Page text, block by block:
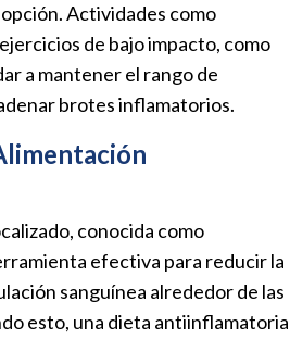
Actividades como
de bajo impacto, como
a mantener el rango de
brotes inflamatorios.
conocida como
efectiva para reducir la
sanguínea alrededor de las
esto, una dieta antiinflamatoria